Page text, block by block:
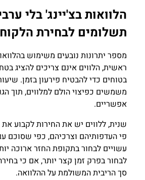
הלוואות בצ'יינג' בלי
תשלומים לבחירת
מספר יתרונות נובעים משימוש
ראשית, הלווים אינם צריכים להציג
בטוחים כדי להבטיח פירעון בזמן.
משמשים כפיצוי הולם למלווים, תוך
אפשריים.
שנית, ללווים יש את החירות לקבוע
פי העדפותיהם וצרכיהם, כפי שסוכם
עשויים לבחור בתקופת החזר ארוכה
לבחור בפרק זמן קצר יותר, אם כי
סך הריבית המשולמת על ההלוואה.